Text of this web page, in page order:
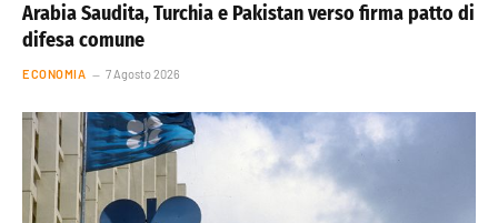
Arabia Saudita, Turchia e Pakistan verso firma patto di
difesa comune
ECONOMIA 7 Agosto 2026